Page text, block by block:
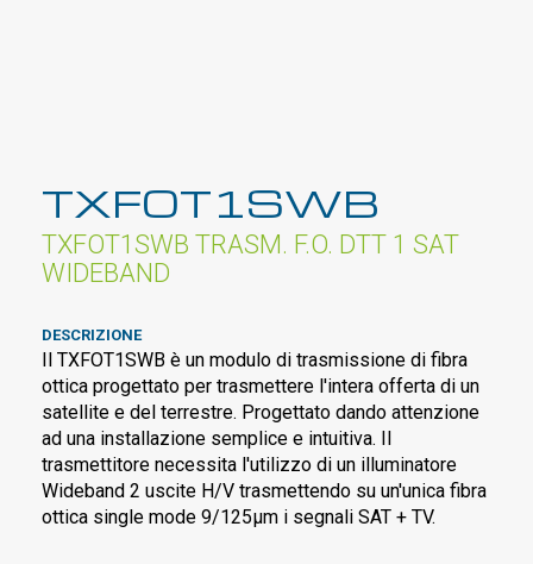
TXFOT1SWB
TXFOT1SWB TRASM. F.O. DTT 1 SAT
WIDEBAND
DESCRIZIONE
Il TXFOT1SWB è un modulo di trasmissione di fibra
ottica progettato per trasmettere l'intera offerta di un
satellite e del terrestre. Progettato dando attenzione
ad una installazione semplice e intuitiva. Il
trasmettitore necessita l'utilizzo di un illuminatore
Wideband 2 uscite H/V trasmettendo su un'unica fibra
ottica single mode 9/125µm i segnali SAT + TV.